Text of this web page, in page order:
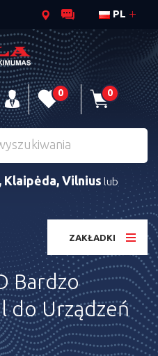
PL
0 0
Klaipėda, Vilnius lub
ZAKŁADKI
Bardzo
do Urządzeń